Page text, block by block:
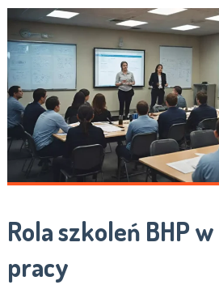
Rola szkoleń BHP
pracy